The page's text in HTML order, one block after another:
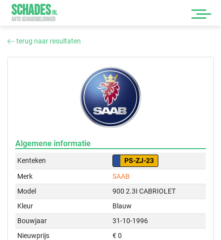
SCHADES.NL
AUTO SCHADEMELDINGEN
terug naar resultaten
Algemene informatie
Kenteken
PS-ZJ-23
Merk
SAAB
Model
900 2.3I CABRIOLET
Kleur
Blauw
Bouwjaar
31-10-1996
Nieuwprijs
€ 0